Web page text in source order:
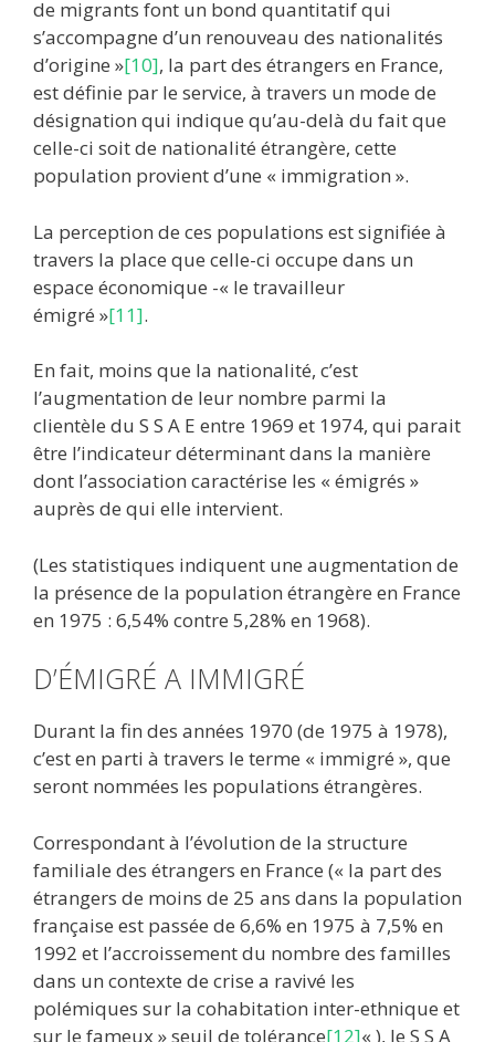
de migrants font un bond quantitatif qui
s’accompagne d’un renouveau des nationalités
d’origine »[10], la part des étrangers en France,
est définie par le service, à travers un mode de
désignation qui indique qu’au-delà du fait que
celle-ci soit de nationalité étrangère, cette
population provient d’une « immigration ».
La perception de ces populations est signifiée à
travers la place que celle-ci occupe dans un
espace économique -« le travailleur
émigré »[11].
En fait, moins que la nationalité, c’est
l’augmentation de leur nombre parmi la
clientèle du S S A E entre 1969 et 1974, qui parait
être l’indicateur déterminant dans la manière
dont l’association caractérise les « émigrés »
auprès de qui elle intervient.
(Les statistiques indiquent une augmentation de
la présence de la population étrangère en France
en 1975 : 6,54% contre 5,28% en 1968).
D’ÉMIGRÉ A IMMIGRÉ
Durant la fin des années 1970 (de 1975 à 1978),
c’est en parti à travers le terme « immigré », que
seront nommées les populations étrangères.
Correspondant à l’évolution de la structure
familiale des étrangers en France (« la part des
étrangers de moins de 25 ans dans la population
française est passée de 6,6% en 1975 à 7,5% en
1992 et l’accroissement du nombre des familles
dans un contexte de crise a ravivé les
polémiques sur la cohabitation inter-ethnique et
sur le fameux » seuil de tolérance[12]« ), le S S A